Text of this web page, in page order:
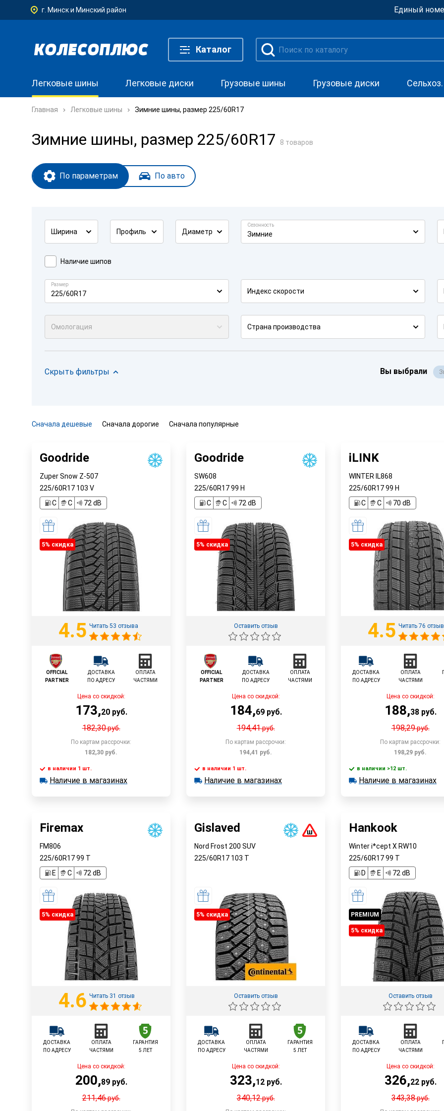
г. Минск и Минский район Единый
Каталог
Легковые шины Легковые диски Грузовые шины Грузовые диски
Главная Легковые шины Зимние шины, размер 225/60R17
Зимние шины, размер 225/60R17 8 товаров
По параметрам По авто
Ширина Профиль Диаметр
Сезонность
Зимние
Наличие шипов
Размер
225/60R17 Индекс скорости
Омологация Страна производства
Скрыть фильтры Вы выбрали
Сначала дешевые Сначала дорогие Сначала популярные
Goodride
Zuper Snow Z-507
225/60R17 103 V
C
C 72 dB
5% cкидка
4.5 Читать 53 отзыва
OFFICIAL
PARTNER
ДОСТАВКА
ПО АДРЕСУ
ОПЛАТА
ЧАСТЯМИ
Цена со скидкой:
173,20руб.
182,30руб.
По картам рассрочки:
182,30 руб.
В корзину
в наличии 1 шт.
в наличии 1 шт.
Наличие в магазинах
Goodride
SW608
225/60R1799 H
C
C 72 dB
5% cкидка
Оставить отзыв
OFFICIAL
PARTNER
ДОСТАВКА
ПО АДРЕСУ
ОПЛАТА
ЧАСТЯМИ
Цена со скидкой:
184,69руб.
194,41руб.
По картам рассрочки:
194,41 руб.
В корзину
в наличии 1 шт.
в наличии 1 шт.
Наличие в магазинах
iLINK
WINTER IL868
225/60R1799 H
C
C 70 dB
5% cкидка
4.5 Читать 76
ДОСТАВКА
ПО АДРЕСУ
ОПЛАТА
ЧАСТЯМИ
Цена со скидкой:
188,38руб.
198,29руб.
По картам рассрочки:
198,29 руб.
В
в наличии >12 шт.
в наличии >12 шт.
Наличие в магазинах
Firemax
FM806
225/60R1799 T
E
C 72 dB
5% cкидка
4.6 Читать 31 отзыв
ДОСТАВКА
ПО АДРЕСУ
ОПЛАТА
ЧАСТЯМИ
ГАРАНТИЯ
5 ЛЕТ
Цена со скидкой:
200,89руб.
211,46руб.
Gislaved
Nord Frost 200 SUV
225/60R17 103 T
5% cкидка
Оставить отзыв
ДОСТАВКА
ПО АДРЕСУ
ОПЛАТА
ЧАСТЯМИ
ГАРАНТИЯ
5 ЛЕТ
Цена со скидкой:
323,12руб.
340,12руб.
Hankook
Winter i*cept X RW10
225/60R1799 T
D
E 72 dB
PREMIUM
5% cкидка
Оставить отзыв
ДОСТАВКА
ПО АДРЕСУ
ОПЛАТА
ЧАСТЯМИ
Цена со скидкой:
326,22руб.
343,38руб.